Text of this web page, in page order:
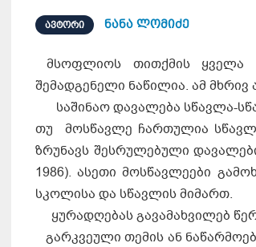
ᲐᲕᲢᲝᲠᲘ ნანა ლომიძე
მსოფლიოს თითქმის ყველა
შემადგენელი ნაწილია. ამ
საშინაო დავალება სწავლა-
თუ მოს­წავ­ლე ჩარ­თუ­ლია
ზრუ­ნავს შეს­რუ­ლე­ბუ­ლი
1986). ასე­თი მოს­წავ­ლე­ე­ბი
სკო­ლი­სა და სწავ­ლის მი­მართ.
ყურადღებას გავამახვილებ
გარკვეული თემის ან